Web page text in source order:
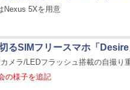
Nexus 5Xを用意
るSIMフリースマホ「
メラ/LEDフラッシュ搭載の自撮り
の様子を追記